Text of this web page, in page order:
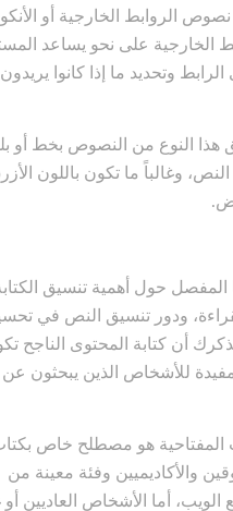
الروابط الخارجية أو
الخارجية على نحو يساعد
وتحديد ما إذا كانوا
هذا النوع من النصوص بخط أو
وغالباً ما تكون باللون
المفصل حول أهمية تنسيق
ودور تنسيق النص في
أن كتابة المحتوى الناجح
للأشخاص الذين يبحثون عن
المفتاحية هو مصطلح خاص
والأكاديميين وفئة معينة من
أما الأشخاص العاديين أو